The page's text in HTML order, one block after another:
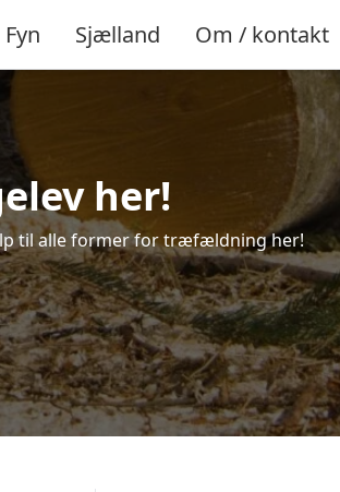
Fyn Sjælland Om / kontakt
her!
til alle former for træfældning her!